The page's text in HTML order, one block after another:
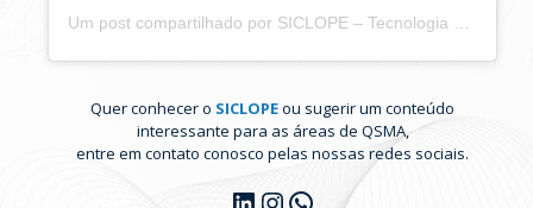
Quer conhecer o SICLOPEou sugerir um conteúdo
interessante para as áreas de QSMA,
entre em contato conosco pelas nossas redes sociais.